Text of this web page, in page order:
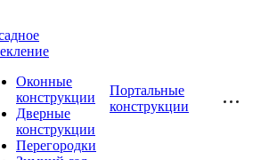
Оконные
конструкции
Дверные
конструкции
Перегородки
Портальные
конструкции